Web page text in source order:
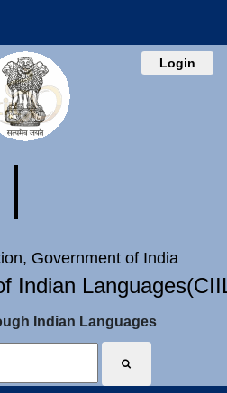
Login
Government of India
Indian
Indian Languages